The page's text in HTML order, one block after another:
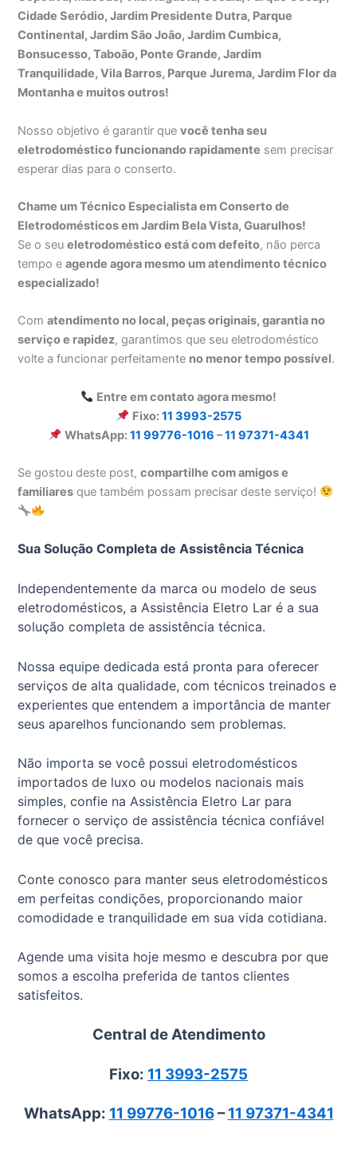
Cidade Seródio, Jardim Presidente Dutra, Parque
Continental, Jardim São João, Jardim Cumbica,
Bonsucesso, Taboão, Ponte Grande, Jardim
Tranquilidade, Vila Barros, Parque Jurema, Jardim Flor da
Montanha e muitos outros!
Nosso objetivo é garantir quevocê tenha seu
eletrodoméstico funcionando rapidamente sem precisar
esperar dias para o conserto.
Chame um Técnico Especialista em Conserto de
Eletrodomésticos em Jardim Bela Vista, Guarulhos!
Se o seueletrodoméstico está com defeito, não perca
tempo eagende agora mesmo um atendimento técnico
especializado!
Comatendimento no local, peças originais, garantia no
serviço e rapidez, garantimos que seu eletrodoméstico
volte a funcionar perfeitamente no menor tempo possível.
Entre em contato agora mesmo!
Fixo:11 3993-2575
WhatsApp:11 99776-1016 –11 97371-4341
Se gostou deste post,compartilhe com amigos e
familiares que também possam precisar deste serviço!
Sua Solução Completa de Assistência Técnica
Independentemente da marca ou modelo de seus
eletrodomésticos, a Assistência Eletro Lar é a sua
solução completa de assistência técnica.
Nossa equipe dedicada está pronta para oferecer
serviços de alta qualidade, com técnicos treinados e
experientes que entendem a importância de manter
seus aparelhos funcionando sem problemas.
Não importa se você possui eletrodomésticos
importados de luxo ou modelos nacionais mais
simples, confie na Assistência Eletro Lar para
fornecer o serviço de assistência técnica confiável
de que você precisa.
Conte conosco para manter seus eletrodomésticos
em perfeitas condições, proporcionando maior
comodidade e tranquilidade em sua vida cotidiana.
Agende uma visita hoje mesmo e descubra por que
somos a escolha preferida de tantos clientes
satisfeitos.
Central de Atendimento
Fixo: 11 3993-2575
WhatsApp: 11 99776-1016–11 97371-4341